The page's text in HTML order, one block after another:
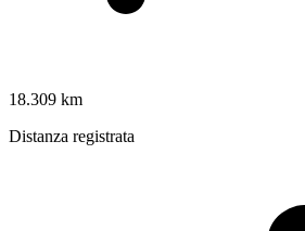
18.309 km
Distanza registrata